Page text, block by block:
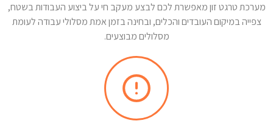
מערכת טרגט זון מאפשרת לכם לבצע מעקב חי על ביצוע העבודות בשטח,
צפייה במיקום העובדים והכלים, ובחינה בזמן אמת מסלולי עבודה לעומת
מסלולים מבוצעים.